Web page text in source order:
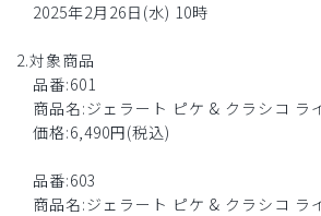
2025年2月26日(水) 10時
2.対象商品
品番:601
商品名:ジェラート ピケ & クラシコ ラ
価格:6,490円(税込)
品番:603
商品名:ジェラート ピケ & クラシコ ラ